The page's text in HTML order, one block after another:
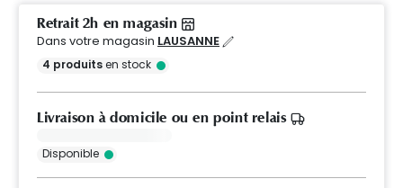
Retrait 2h en magasin
Dans votre magasin LAUSANNE
4 produitsen stock
Livraison à domicile ou en point relais
Disponible